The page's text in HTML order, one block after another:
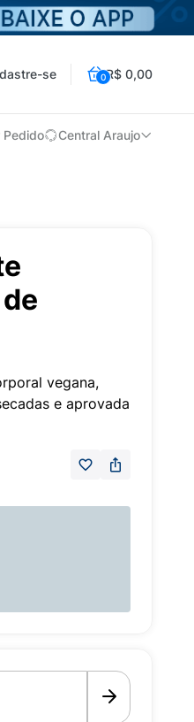
se 0R$ 0,00
Pedido Central Araujo
vegana,
e aprovada